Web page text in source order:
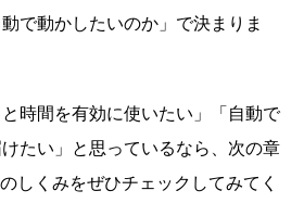
で動かしたいのか」で決まりま
時間を有効に使いたい」「自動で
たい」と思っているなら、次の章
しくみをぜひチェックしてみてく